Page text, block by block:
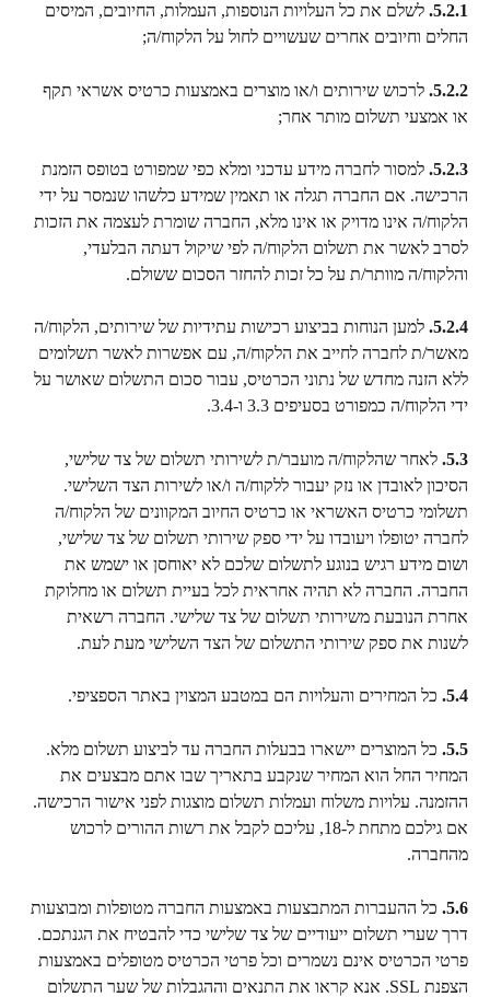
5.2.1. לשלם את כל העלויות הנוספות, העמלות, החיובים, המיסים
החלים וחיובים אחרים שעשויים לחול על הלקוח/ה;
5.2.2. לרכוש שירותים ו/או מוצרים באמצעות כרטיס אשראי תקף
או אמצעי תשלום מותר אחר;
5.2.3. למסור לחברה מידע עדכני ומלא כפי שמפורט בטופס הזמנת
הרכישה. אם החברה תגלה או תאמין שמידע כלשהו שנמסר על ידי
הלקוח/ה אינו מדויק או אינו מלא, החברה שומרת לעצמה את הזכות
לסרב לאשר את תשלום הלקוח/ה לפי שיקול דעתה הבלעדי,
והלקוח/ה מוותר/ת על כל זכות להחזר הסכום ששולם.
5.2.4. למען הנוחות בביצוע רכישות עתידיות של שירותים, הלקוח/ה
מאשר/ת לחברה לחייב את הלקוח/ה, עם אפשרות לאשר תשלומים
ללא הזנה מחדש של נתוני הכרטיס, עבור סכום התשלום שאושר על
ידי הלקוח/ה כמפורט בסעיפים 3.3 ו-3.4.
5.3. לאחר שהלקוח/ה מועבר/ת לשירותי תשלום של צד שלישי,
הסיכון לאובדן או נזק יעבור ללקוח/ה ו/או לשירות הצד השלישי.
תשלומי כרטיס האשראי או כרטיס החיוב המקוונים של הלקוח/ה
לחברה יטופלו ויעובדו על ידי ספק שירותי תשלום של צד שלישי,
ושום מידע רגיש בנוגע לתשלום שלכם לא יאוחסן או ישמש את
החברה. החברה לא תהיה אחראית לכל בעיית תשלום או מחלוקת
אחרת הנובעת משירותי תשלום של צד שלישי. החברה רשאית
לשנות את ספק שירותי התשלום של הצד השלישי מעת לעת.
5.4. כל המחירים והעלויות הם במטבע המצוין באתר הספציפי.
5.5. כל המוצרים יישארו בבעלות החברה עד לביצוע תשלום מלא.
המחיר החל הוא המחיר שנקבע בתאריך שבו אתם מבצעים את
ההזמנה. עלויות משלוח ועמלות תשלום מוצגות לפני אישור הרכישה.
אם גילכם מתחת ל-18, עליכם לקבל את רשות ההורים לרכוש
מהחברה.
5.6. כל ההעברות המתבצעות באמצעות החברה מטופלות ומבוצעות
דרך שערי תשלום ייעודיים של צד שלישי כדי להבטיח את הגנתכם.
פרטי הכרטיס אינם נשמרים וכל פרטי הכרטיס מטופלים באמצעות
הצפנת SSL. אנא קראו את התנאים וההגבלות של שער התשלום